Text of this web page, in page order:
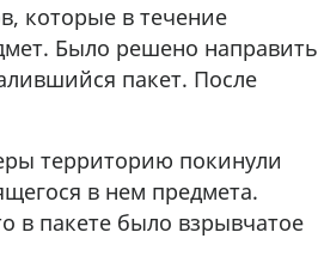
которые в течение
Было решено направить
пакет. После
территорию покинули
в нем предмета.
в пакете было взрывчатое